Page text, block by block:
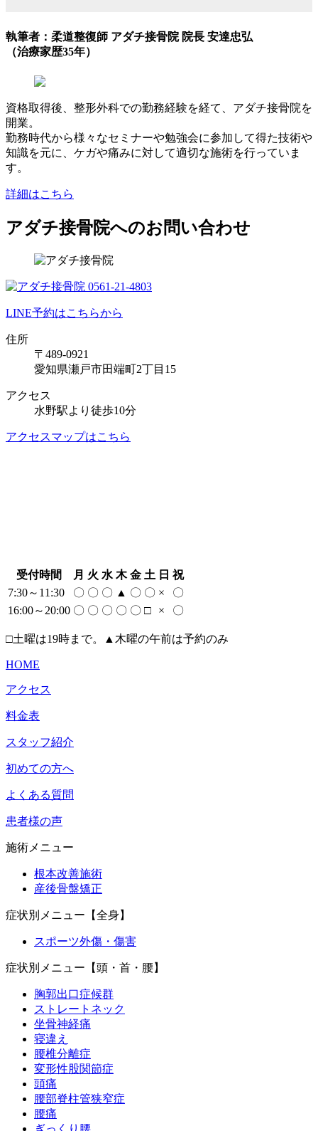
執筆者：柔道整復師 アダチ接骨院 院長 安達忠弘
（治療家歴35年）
資格取得後、整形外科での勤務経験を経て、アダチ接骨院を
開業。
勤務時代から様々なセミナーや勉強会に参加して得た技術や
知識を元に、ケガや痛みに対して適切な施術を行っていま
す。
詳細はこちら
アダチ接骨院へのお問い合わせ
LINE予約はこちらから
住所
〒489-0921
愛知県瀬戸市田端町2丁目15
アクセス
水野駅より徒歩10分
アクセスマップはこちら
受付時間 月 火 水 木 金 土 日 祝
7:30～11:30
〇 〇 〇 ▲ 〇 〇 ×
〇
16:00～20:00 〇 〇 〇 〇 〇 □ × 〇
□土曜は19時まで。▲木曜の午前は予約のみ
HOME
アクセス
料金表
スタッフ紹介
初めての方へ
よくある質問
患者様の声
施術メニュー
根本改善施術
産後骨盤矯正
症状別メニュー【全身】
スポーツ外傷・傷害
症状別メニュー【頭・首・腰】
胸郭出口症候群
ストレートネック
坐骨神経痛
寝違え
腰椎分離症
変形性股関節症
頭痛
腰部脊柱管狭窄症
腰痛
ぎっくり腰